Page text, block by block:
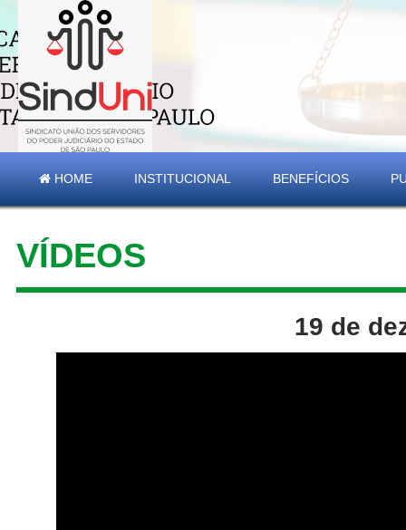
HOME INSTITUCIONAL BENEFÍCIOS
VÍDEOS
19 de